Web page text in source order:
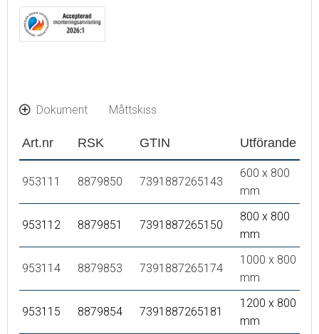
Dokument Måttskiss
Art.nr RSK GTIN Utförande
953111 8879850 7391887265143
600 x 800
mm
953112 8879851 7391887265150
800 x 800
mm
953114 8879853 7391887265174
1000 x 800
mm
953115 8879854 7391887265181
1200 x 800
mm